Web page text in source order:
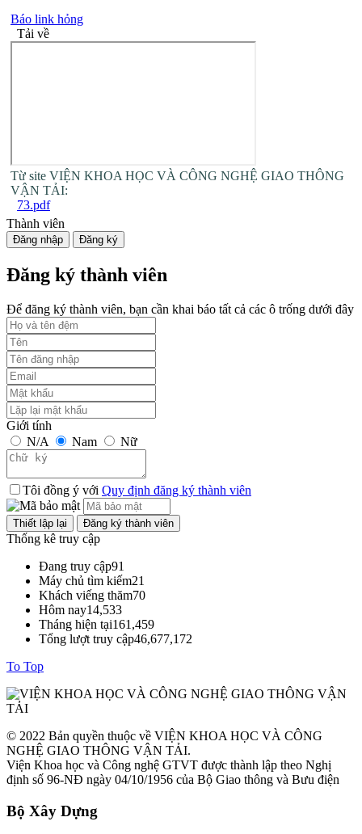
Báo link hỏng
Tải về
Từ site VIỆN KHOA HỌC VÀ CÔNG NGHỆ GIAO THÔNG
VẬN TẢI:
73.pdf
Thành viên
Đăng nhập Đăng ký
Đăng ký thành viên
Để đăng ký thành viên, bạn cần khai báo tất cả các ô trống dưới đây
Giới tính
N/A
Nam Nữ
Tôi đồng ý với Quy định đăng ký thành viên
Thống kê truy cập
Đang truy cập91
Máy chủ tìm kiếm21
Khách viếng thăm70
Hôm nay14,533
Tháng hiện tại161,459
Tổng lượt truy cập46,677,172
To Top
© 2022 Bản quyền thuộc về VIỆN KHOA HỌC VÀ CÔNG
NGHỆ GIAO THÔNG VẬN TẢI.
Viện Khoa học và Công nghệ GTVT được thành lập theo Nghị
định số 96-NĐ ngày 04/10/1956 của Bộ Giao thông và Bưu điện
Bộ Xây Dựng